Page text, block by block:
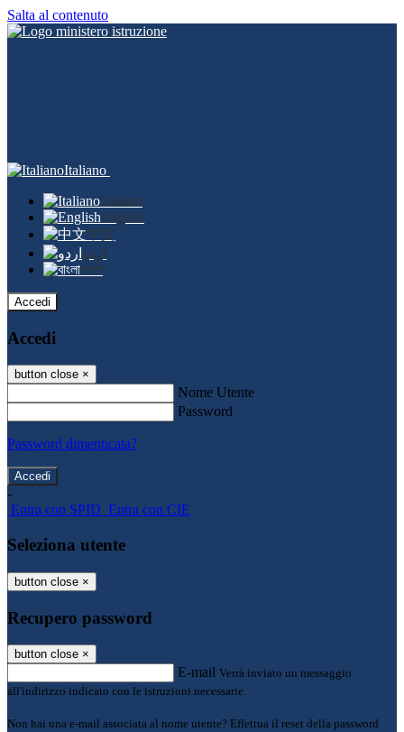
Salta al contenuto
Italiano
Italiano
English
中文
اردو
বাংলা
Accedi
Accedi
button close ×
Nome Utente
Password
Password dimenticata?
-
Entra con SPID Entra con CIE
Seleziona utente
button close ×
Recupero password
button close ×
E-mail Verrà inviato un messaggio
all'indirizzo indicato con le istruzioni necessarie.
Non hai una e-mail associata al nome utente? Effettua il reset della password